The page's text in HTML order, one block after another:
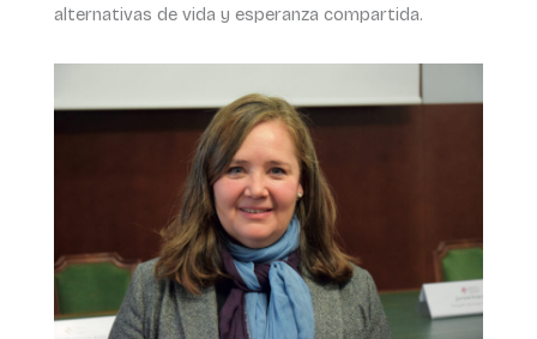
alternativas de vida y esperanza compartida.